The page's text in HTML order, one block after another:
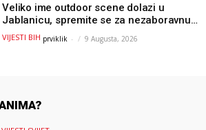
Veliko ime outdoor scene dolazi u
Jablanicu, spremite se za nezaboravnu
avanturu (VIDEO) !
VIJESTI BIH prviklik - 9 Augusta, 2026